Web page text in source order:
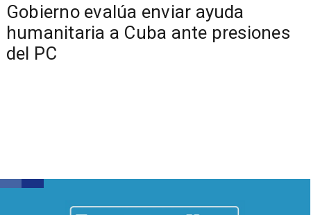
Gobierno evalúa enviar ayuda
humanitaria a Cuba ante presiones
del PC